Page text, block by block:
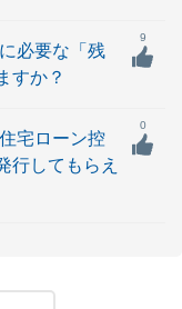
必要な「残
すか？
9
宅ローン控
行してもらえ
0